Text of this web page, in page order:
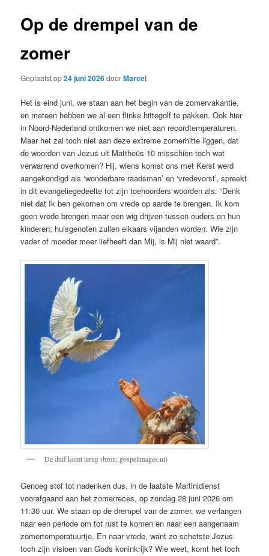
Op de drempel van de
zomer
Geplaatst op24 juni 2026doorMarcel
Het is eind juni, we staan aan het begin van de zomervakantie,
en meteen hebben we al een flinke hittegolf te pakken. Ook hier
in Noord-Nederland ontkomen we niet aan recordtemperaturen.
Maar het zal toch niet aan deze extreme zomerhitte liggen, dat
de woorden van Jezus uit Mattheüs 10 misschien toch wat
verwarrend overkomen? Hij, wiens komst ons met Kerst werd
aangekondigd als ‘wonderbare raadsman’ en ‘vredevorst’, spreekt
in dit evangeliegedeelte tot zijn toehoorders woorden als: “Denk
niet dat Ik ben gekomen om vrede op aarde te brengen. Ik kom
geen vrede brengen maar een wig drijven tussen ouders en hun
kinderen; huisgenoten zullen elkaars vijanden worden. Wie zijn
vader of moeder meer liefheeft dan Mij, is Mij niet waard”.
De duif komt terug (bron: gospelimages.nl)
Genoeg stof tot nadenken dus, in de laatste Martinidienst
voorafgaand aan het zomerreces, op zondag 28 juni 2026 om
11:30 uur. We staan op de drempel van de zomer, we verlangen
naar een periode om tot rust te komen en naar een aangenaam
zomertemperatuurtje. En naar vrede, want zo schetste Jezus
toch zijn visioen van Gods koninkrijk? Wie weet, komt het toch